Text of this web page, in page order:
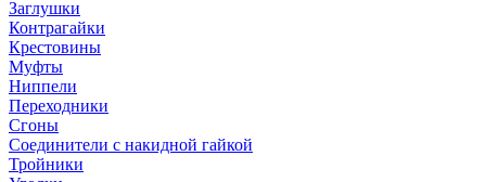
Заглушки
Контрагайки
Крестовины
Муфты
Ниппели
Переходники
Сгоны
Соединители с накидной гайкой
Тройники